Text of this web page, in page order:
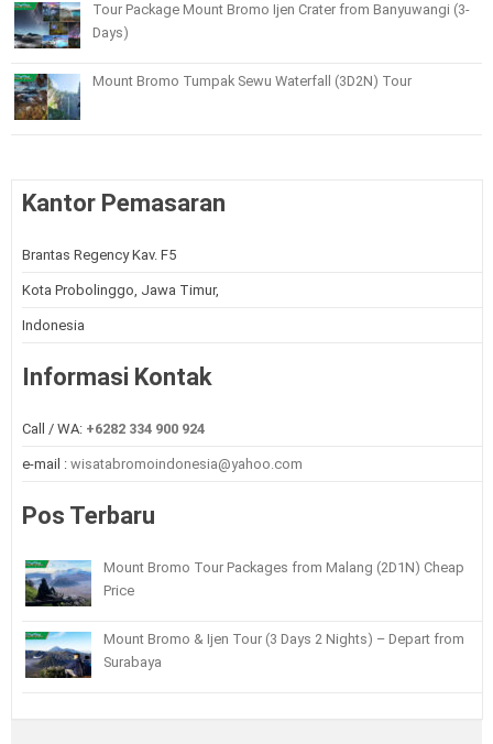
Tour Package Mount Bromo Ijen Crater from Banyuwangi (3-
Days)
Mount Bromo Tumpak Sewu Waterfall (3D2N) Tour
Kantor Pemasaran
Brantas Regency Kav. F5
Kota Probolinggo, Jawa Timur,
Indonesia
Informasi Kontak
Call / WA: +6282 334 900 924
e-mail : wisatabromoindonesia@yahoo.com
Pos Terbaru
Mount Bromo Tour Packages from Malang (2D1N) Cheap
Price
Mount Bromo & Ijen Tour (3 Days 2 Nights) – Depart from
Surabaya